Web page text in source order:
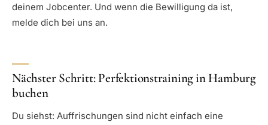
deinem Jobcenter. Und wenn die Bewilligung da ist,
melde dich bei uns an.
Nächster Schritt: Perfektionstraining in Hamburg
buchen
Du siehst: Auffrischungen sind nicht einfach eine